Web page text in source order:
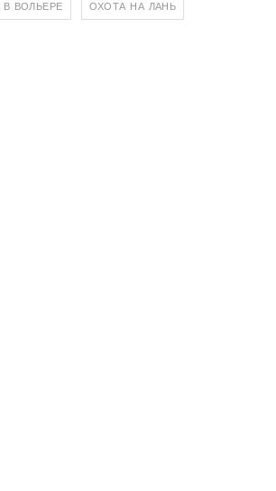
ВОЛЬЕРЕ ОХОТА НА ЛАНЬ